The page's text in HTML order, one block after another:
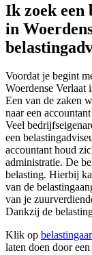
Ik zoek een
in
Voordat je begint
Woerdense Verlaat
Een van de zaken
naar een
Veel
een
accountant houd
administratie. De
belasting. Hierbij
van de
van je
Dankzij de
Klik op
laten doen door